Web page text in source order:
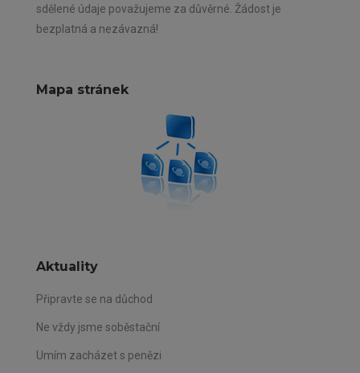
sdělené údaje považujeme za důvěrné. Žádost je
bezplatná a nezávazná!
Mapa stránek
Aktuality
Připravte se na důchod
Ne vždy jsme soběstační
Umím zacházet s penězi